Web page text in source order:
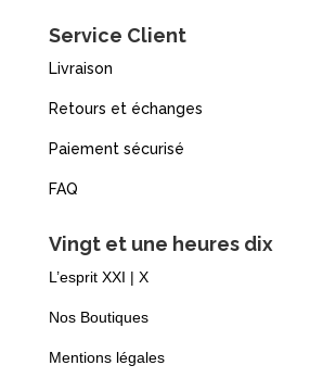
Service Client
Livraison
Retours et échanges
Paiement sécurisé
FAQ
Vingt et une heures dix
L’esprit XXI | X
Nos Boutiques
Mentions légales